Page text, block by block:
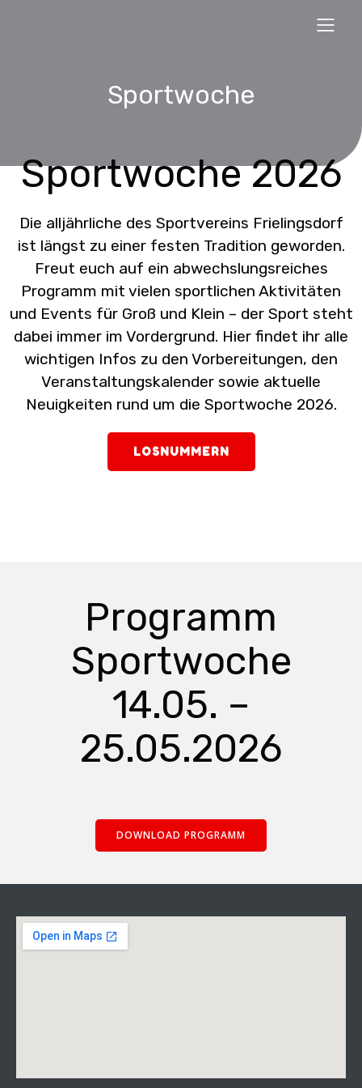
Sportwoche
Sportwoche 2026
Die alljährliche des Sportvereins Frielingsdorf
ist längst zu einer festen Tradition geworden.
Freut euch auf ein abwechslungsreiches
Programm mit vielen sportlichen Aktivitäten
und Events für Groß und Klein – der Sport steht
dabei immer im Vordergrund. Hier findet ihr alle
wichtigen Infos zu den Vorbereitungen, den
Veranstaltungskalender sowie aktuelle
Neuigkeiten rund um die Sportwoche 2026.
LOSNUMMERN
Programm
Sportwoche
14.05. –
25.05.2026
DOWNLOAD PROGRAMM